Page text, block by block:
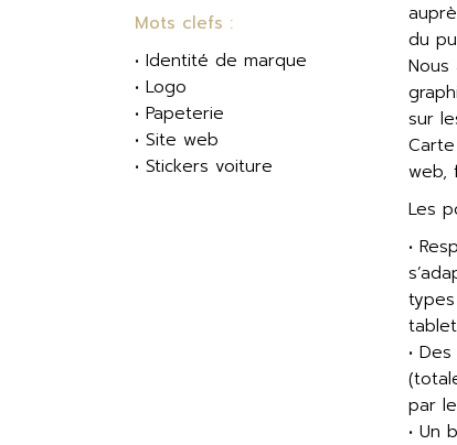
Mots clefs :
• Identité de marque
• Logo
• Papeterie
• Site web
• Stickers voiture
du
Nous
sur
web,
Les
•
•
par
• Un